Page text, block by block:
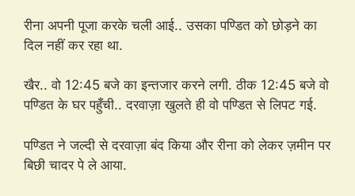
रीना अपनी पूजा करके चली आई.. उसका पण्डित को छोड़ने का
दिल नहीं कर रहा था.
खैर.. वो 12:45 बजे का इन्तजार करने लगी. ठीक 12:45 बजे वो
पण्डित के घर पहुँची.. दरवाज़ा खुलते ही वो पण्डित से लिपट गई.
पण्डित ने जल्दी से दरवाज़ा बंद किया और रीना को लेकर ज़मीन पर
बिछी चादर पे ले आया.